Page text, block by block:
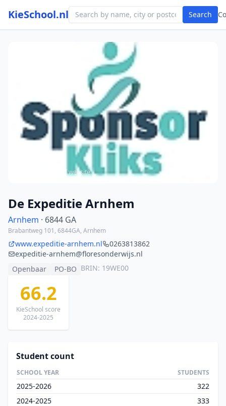
KieSchool.nl Search
Photo from school website
De Expeditie Arnhem
Arnhem · 6844 GA
Brabantweg 101, 6844GA, Arnhem
www.expeditie-arnhem.nl
0263813862
expeditie-arnhem@floresonderwijs.nl
Openbaar
PO-BO BRIN: 19WE00
66.2
KieSchool score
2024-2025
Student count
SCHOOL YEAR STUDENTS
2025-2026
322
2024-2025
333